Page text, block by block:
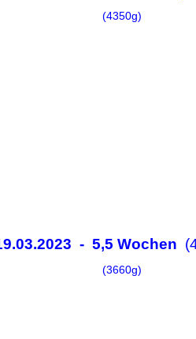
(4350g)
- 5,5 Wochen
(3660g)